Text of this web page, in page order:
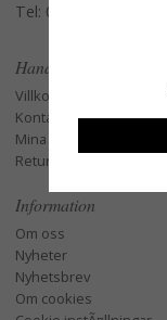
Tel: 079-3495968
Handla
Villkor
Kontakta oss
Mina favoriter
Retur och Reklamation
Information
Om oss
Nyheter
Nyhetsbrev
Om cookies